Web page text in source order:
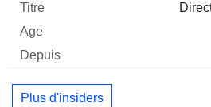
Plus d'insiders